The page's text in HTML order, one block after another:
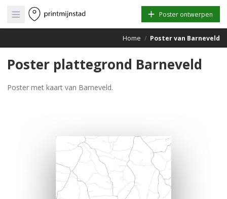
Open main menu Poster ontwerpen
Home / Poster van Barneveld
Poster plattegrond Barneveld
Poster met kaart van Barneveld.